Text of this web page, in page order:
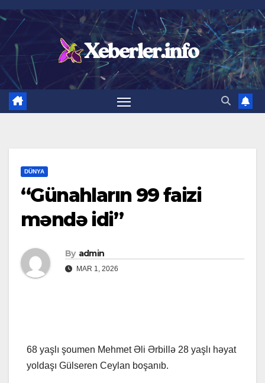
Skip
content
DÜNYA
“Günahların 99 faizi
məndə idi”
By admin
MAR 1, 2026
68 yaşlı şoumen Mehmet Əli Ərbillə 28 yaşlı həyat
yoldaşı Gülseren Ceylan boşanıb.